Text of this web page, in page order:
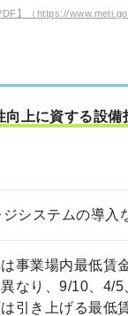
】（https://
向上に資する設備
ジシステムの導入
事業場内最低賃
なり、9/10、4/5
は引き上げる最低